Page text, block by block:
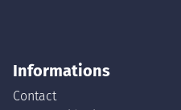
Informations
Contact